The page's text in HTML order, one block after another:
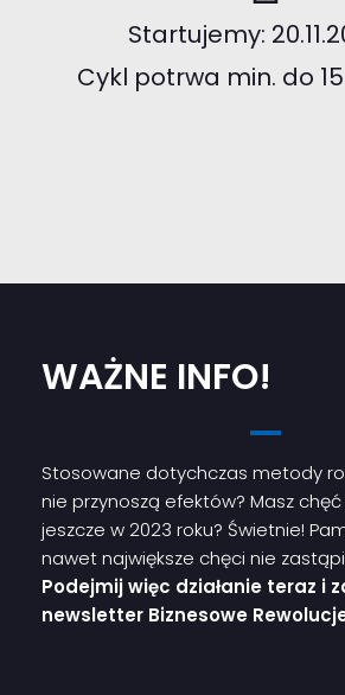
Startujemy:
Cykl potrwa min. do
WAŻNE INFO!
Stosowane dotychczas metody
nie przynoszą efektów? Masz
jeszcze w 2023 roku? Świetnie!
nawet największe chęci nie
Podejmij więc działanie teraz i
newsletter Biznesowe